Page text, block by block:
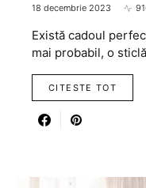
18 decembrie 2023
Există cadoul
mai probabil, o
CITESTE TOT